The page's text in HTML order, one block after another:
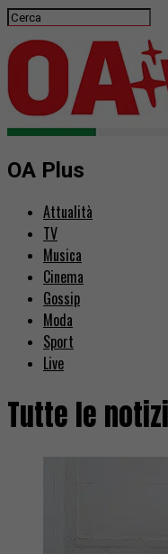
OA Plus
Attualità
TV
Musica
Cinema
Gossip
Moda
Sport
Live
Tutte le